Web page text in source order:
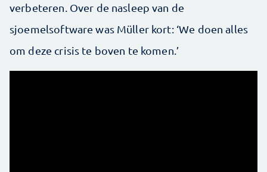
verbeteren. Over de nasleep van de
sjoemelsoftware was Müller kort: ‘We doen alles
om deze crisis te boven te komen.’